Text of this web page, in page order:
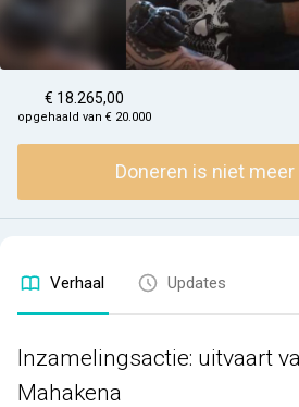
€ 18.265,00
opgehaald van € 20.000
Doneren is niet
Verhaal Updates
Inzamelingsactie: uitvaart
Mahakena